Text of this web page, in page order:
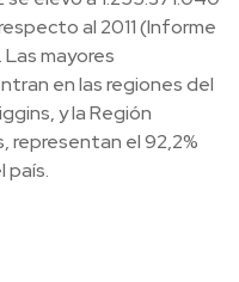
al 2011 (Informe
Las mayores
en las regiones del
y la Región
representan el 92,2%
país.